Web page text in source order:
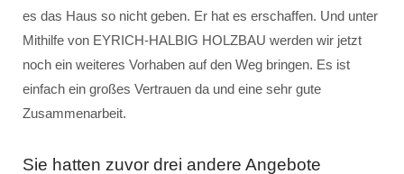
es das Haus so nicht geben. Er hat es erschaffen. Und unter
Mithilfe von EYRICH-HALBIG HOLZBAU werden wir jetzt
noch ein weiteres Vorhaben auf den Weg bringen. Es ist
einfach ein großes Vertrauen da und eine sehr gute
Zusammenarbeit.
Sie hatten zuvor drei andere Angebote